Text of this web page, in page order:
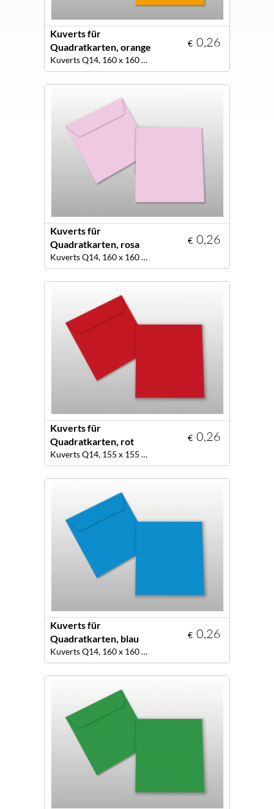
€ 0,26
Kuverts für
Quadratkarten, orange
Kuverts Q14, 160 x 160 mm, haftklebend, Farbe orange
€ 0,26
Kuverts für
Quadratkarten, rosa
Kuverts Q14, 160 x 160 mm, Farbe rosa
€ 0,26
Kuverts für
Quadratkarten, rot
Kuverts Q14, 155 x 155 mm, Farbe rot
€ 0,26
Kuverts für
Quadratkarten, blau
Kuverts Q14, 160 x 160 mm, Farbe blau